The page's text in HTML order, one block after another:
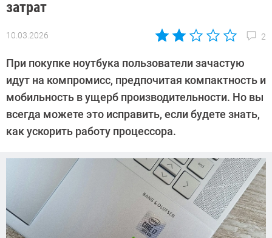
затрат
10.03.2026 2
Автор:
Иванов
При покупке ноутбука пользователи зачастую
идут на компромисс, предпочитая компактность и
мобильность в ущерб производительности. Но вы
всегда можете это исправить, если будете знать,
как ускорить работу процессора.